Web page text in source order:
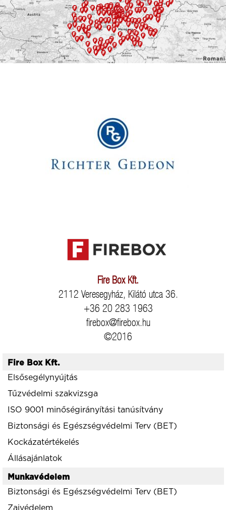
Fire Box Kft.
2112 Veresegyház, Kilátó utca 36.
+36 20 283 1963
firebox@firebox.hu
©2016
Fire Box Kft.
Elsősegélynyújtás
Tűzvédelmi szakvizsga
ISO 9001 minőségirányítási tanúsítvány
Biztonsági és Egészségvédelmi Terv (BET)
Kockázatértékelés
Állásajánlatok
Munkavédelem
Biztonsági és Egészségvédelmi Terv (BET)
Zajvédelem